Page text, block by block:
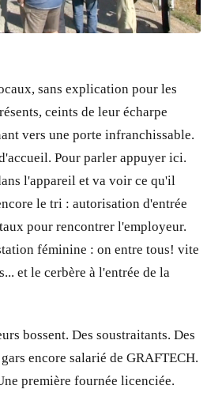
sans explication pour les
ceints de leur écharpe
vers une porte infranchissable.
Pour parler appuyer ici.
l'appareil et va voir ce qu'il
le tri : autorisation d'entrée
pour rencontrer l'employeur.
féminine : on entre tous! vite
et le cerbère à l'entrée de la
bossent. Des sous­traitants. Des
encore salarié de GRAFTECH.
première fournée licenciée.